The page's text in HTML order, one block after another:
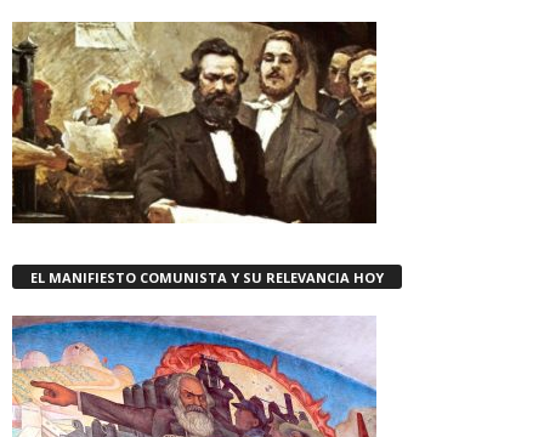
EL MANIFIESTO COMUNISTA Y SU RELEVANCIA HOY